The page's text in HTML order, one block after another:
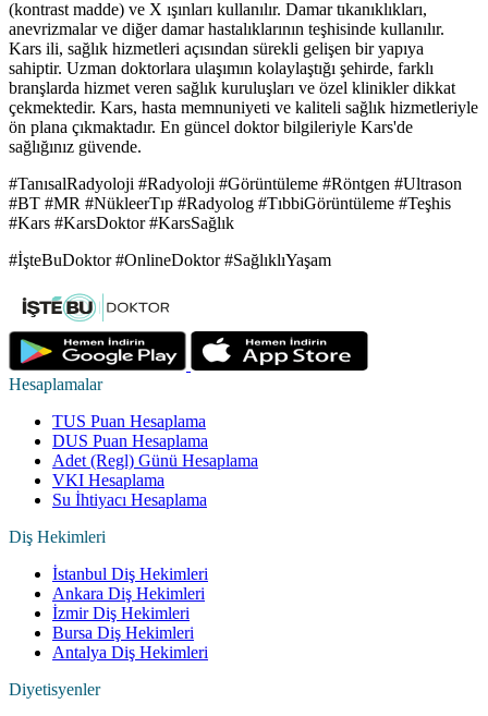
(kontrast madde) ve X ışınları kullanılır. Damar tıkanıklıkları,
anevrizmalar ve diğer damar hastalıklarının teşhisinde kullanılır.
Kars ili, sağlık hizmetleri açısından sürekli gelişen bir yapıya
sahiptir. Uzman doktorlara ulaşımın kolaylaştığı şehirde, farklı
branşlarda hizmet veren sağlık kuruluşları ve özel klinikler dikkat
çekmektedir. Kars, hasta memnuniyeti ve kaliteli sağlık hizmetleriyle
ön plana çıkmaktadır. En güncel doktor bilgileriyle Kars'de
sağlığınız güvende.
#TanısalRadyoloji #Radyoloji #Görüntüleme #Röntgen #Ultrason
#BT #MR #NükleerTıp #Radyolog #TıbbiGörüntüleme #Teşhis
#Kars #KarsDoktor #KarsSağlık
#İşteBuDoktor #OnlineDoktor #SağlıklıYaşam
Hesaplamalar
TUS Puan Hesaplama
DUS Puan Hesaplama
Adet (Regl) Günü Hesaplama
VKI Hesaplama
Su İhtiyacı Hesaplama
Diş Hekimleri
İstanbul Diş Hekimleri
Ankara Diş Hekimleri
İzmir Diş Hekimleri
Bursa Diş Hekimleri
Antalya Diş Hekimleri
Diyetisyenler